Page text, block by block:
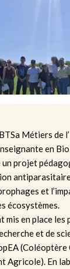
Métiers de
en
un projet
et
écosystèmes.
mis en place les
et de
(Coléoptère
Agricole). En